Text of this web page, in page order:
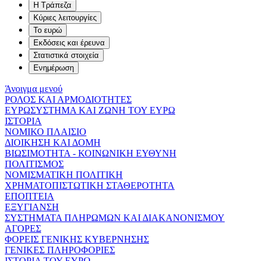
Η Τράπεζα
Κύριες λειτουργίες
Το ευρώ
Εκδόσεις και έρευνα
Στατιστικά στοιχεία
Ενημέρωση
Άνοιγμα μενού
ΡΟΛΟΣ ΚΑΙ ΑΡΜΟΔΙΟΤΗΤΕΣ
ΕΥΡΩΣΥΣΤΗΜΑ ΚΑΙ ΖΩΝΗ ΤΟΥ ΕΥΡΩ
ΙΣΤΟΡΙΑ
ΝΟΜΙΚΟ ΠΛΑΙΣΙΟ
ΔΙΟΙΚΗΣΗ ΚΑΙ ΔΟΜΗ
ΒΙΩΣΙΜΟΤΗΤΑ - ΚΟΙΝΩΝΙΚΗ ΕΥΘΥΝΗ
ΠΟΛΙΤΙΣΜΟΣ
ΝΟΜΙΣΜΑΤΙΚΗ ΠΟΛΙΤΙΚΗ
ΧΡΗΜΑΤΟΠΙΣΤΩΤΙΚΗ ΣΤΑΘΕΡΟΤΗΤΑ
ΕΠΟΠΤΕΙΑ
ΕΞΥΓΙΑΝΣΗ
ΣΥΣΤΗΜΑΤΑ ΠΛΗΡΩΜΩΝ ΚΑΙ ΔΙΑΚΑΝΟΝΙΣΜΟΥ
ΑΓΟΡΕΣ
ΦΟΡΕΙΣ ΓΕΝΙΚΗΣ ΚΥΒΕΡΝΗΣΗΣ
ΓΕΝΙΚΕΣ ΠΛΗΡΟΦΟΡΙΕΣ